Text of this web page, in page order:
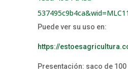
Puede ver su uso en:
https://
Presentación: saco de